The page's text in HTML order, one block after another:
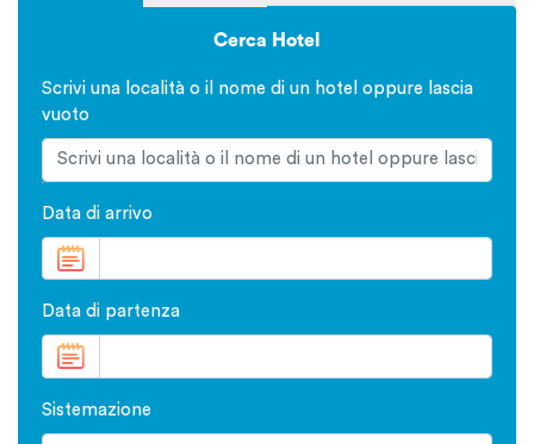
Cerca Hotel
Scrivi una località o il nome di un hotel oppure lascia
vuoto
Data di arrivo
Data di partenza
Sistemazione